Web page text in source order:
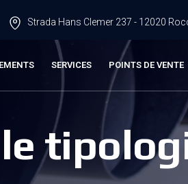
Strada Hans Clemer 237 - 12020
SERVICES POINTS DE VENTE